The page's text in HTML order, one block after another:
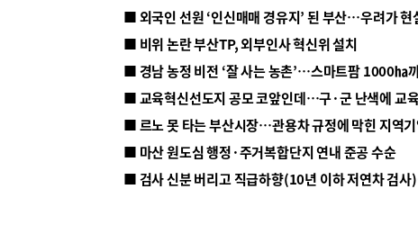
■ 외국인 선원 ‘인신매매 경유지’ 된 부산…우려가 현
■ 비위 논란 부산TP, 외부인사 혁신위 설치
■ 르노 못 타는 부산시장…관용차 규정에 막힌 지역
■ 마산 원도심 행정·주거복합단지 연내 준공 수순